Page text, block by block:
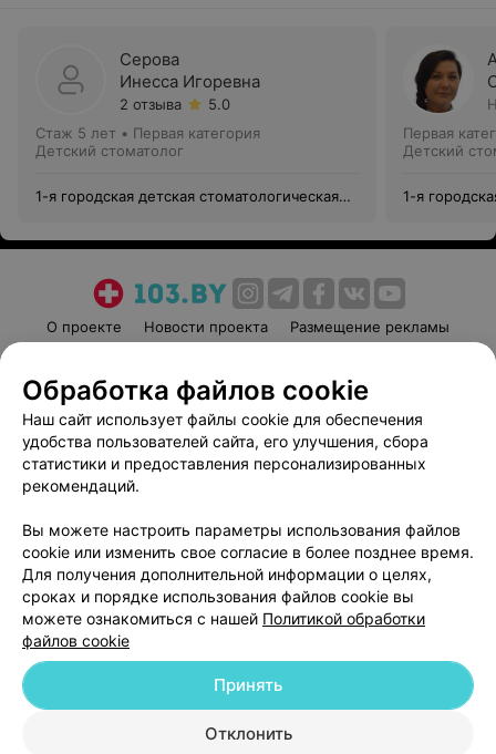
Серова
Инесса Игоревна
2 отзыва
5.0
Стаж 5 лет • Первая категория
Детский стоматолог
1-я городская детская стоматологическая
Первая
Детский
1-я
О проекте Новости проекта
Размещение рекламы
Пользовательское соглашение
Способы оплаты
Вакансии
Партнеры
Написать руководителю 103.by
Обработка персональных данных
© 2026 ООО «Артокс Лаб», УНП 191700409
| 220012, Республика Беларусь,
Обработка файлов cookie
Наш сайт использует файлы cookie для обеспечения
удобства пользователей сайта, его улучшения, сбора
статистики и предоставления персонализированных
рекомендаций.
Вы можете настроить параметры использования файлов
cookie или изменить свое согласие в более позднее время.
Для получения дополнительной информации о целях,
сроках и порядке использования файлов cookie вы
можете ознакомиться с нашей Политикой обработки
файлов cookie
Отклонить
Принять